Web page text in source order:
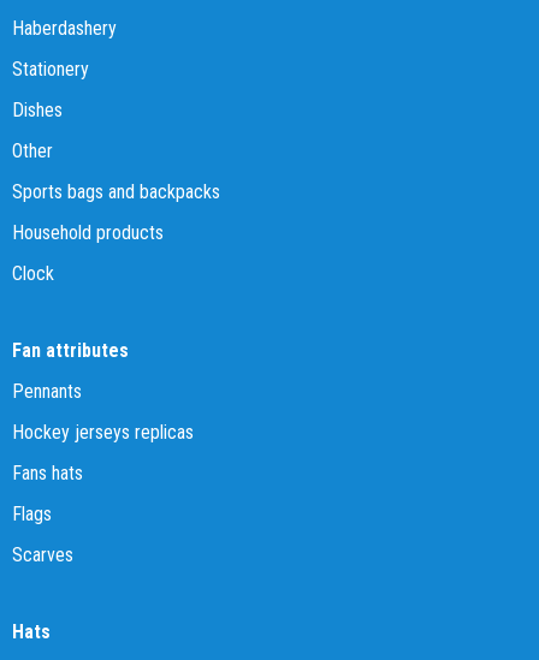
Haberdashery
Stationery
Dishes
Other
Sports bags and backpacks
Household products
Clock
Fan attributes
Pennants
Hockey jerseys replicas
Fans hats
Flags
Scarves
Hats